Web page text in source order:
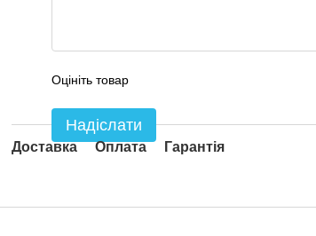
Оцініть товар
Надіслати
Доставка Оплата Гарантія